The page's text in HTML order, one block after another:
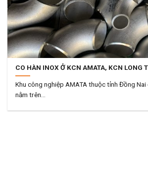
CO HÀN INOX Ở KCN AMATA, KCN LONG
Khu công nghiệp AMATA thuộc tỉnh Đồng
nằm trên...